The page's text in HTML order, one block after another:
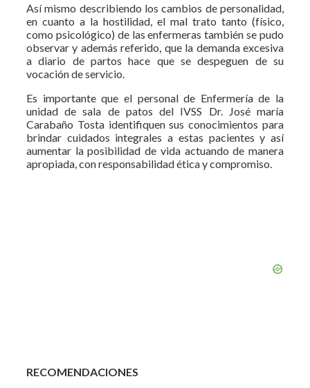
Así mismo describiendo los cambios de personalidad,
en cuanto a la hostilidad, el mal trato tanto (físico,
como psicológico) de las enfermeras también se pudo
observar y además referido, que la demanda excesiva
a diario de partos hace que se despeguen de su
vocación de servicio.
Es importante que el personal de Enfermería de la
unidad de sala de patos del IVSS Dr. José maría
Carabaño Tosta identifiquen sus conocimientos para
brindar cuidados integrales a estas pacientes y así
aumentar la posibilidad de vida actuando de manera
apropiada, con responsabilidad ética y compromiso.
RECOMENDACIONES